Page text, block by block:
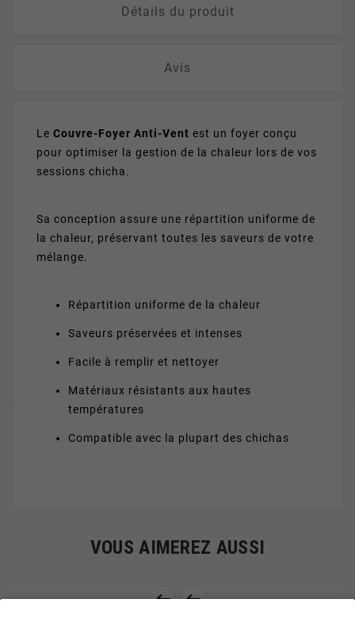
Détails du produit
Avis
Le Couvre-Foyer Anti-Vent est un foyer conçu
pour optimiser la gestion de la chaleur lors de vos
sessions chicha.
Sa conception assure une répartition uniforme de
la chaleur, préservant toutes les saveurs de votre
mélange.
Répartition uniforme de la chaleur
Saveurs préservées et intenses
Facile à remplir et nettoyer
Matériaux résistants aux hautes
températures
Compatible avec la plupart des chichas
VOUS AIMEREZ AUSSI
 